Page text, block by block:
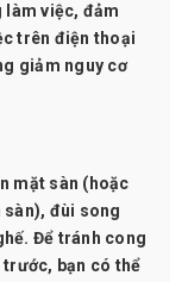
làm việc, đảm
trên điện thoại
giảm nguy cơ
mặt sàn (hoặc
sàn), đùi song
Để tránh cong
trước, bạn có thể